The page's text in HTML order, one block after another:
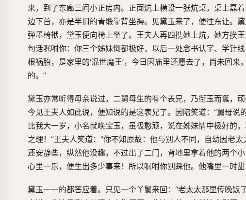
来，到了东廊三间小正房内。正面炕上横设一张炕桌，桌上磊
边下首，亦是半旧的青缎靠背坐褥。见黛玉来了，便往东让。
弹墨椅袱，黛玉便向椅上坐了。王夫人再四携她上炕，她方挨
句话嘱咐你：你三个姊妹倒都极好，以后一处念书认字、学针
根祸胎，是家里的‘混世魔王’，今日因庙里还愿去了，尚未回
的。”
黛玉亦常听得母亲说过，二舅母生的有个表兄，乃衔玉而诞，
今见王夫人如此说，便知说的是这表兄了。因陪笑道：“舅母
比我大一岁，小名就唤宝玉，虽极憨顽，说在姊妹情中极好的
之理！”王夫人笑道：“你不知原故：他与别人不同，自幼因老
还安静些，纵然他没趣，不过出了二门，背地里拿着他的两个
心里一乐，便生出多少事来！所以嘱咐你别睬他。他嘴里一时
黛玉一一的都答应着。只见一个丫鬟来回：“老太太那里传晚